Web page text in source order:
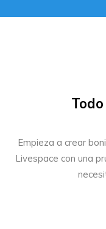
Empieza a crear
Livespace con una